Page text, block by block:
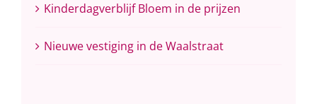
Kinderdagverblijf Bloem in de prijzen
Nieuwe vestiging in de Waalstraat